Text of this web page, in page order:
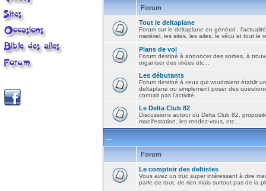
Forum
Tout le deltaplane
Forum sur le deltaplane en général :
matériel, les sites, les ailes, le vécu et tout le
Plans de vol
Forum destiné à annoncer des sorties, à
organiser des virées etc...
Les débutants
Forum destiné à ceux qui voudraient établir
deltaplane ou simplement poser des
connait pas l'activité.
Le Delta Club 82
Discussions autour du Delta Club 82,
manifestation, les rendez-vous, etc...
...
Forum
Le comptoir des deltistes
Vous avez un truc super intéressant à dire
parle de tout, de rien mais surtout pas de la